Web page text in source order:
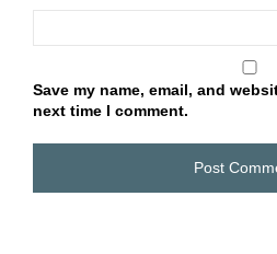
Save my name, email, and
next time I comment.